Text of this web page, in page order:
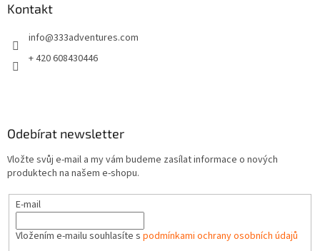
Kontakt
info@333adventures.com
+ 420 608430446
Odebírat newsletter
Vložte svůj e-mail a my vám budeme zasílat informace o nových
produktech na našem e-shopu.
E-mail
Vložením e-mailu souhlasíte s podmínkami ochrany osobních údajů